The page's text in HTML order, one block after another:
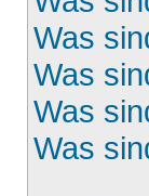
Was
Was
Was
Was